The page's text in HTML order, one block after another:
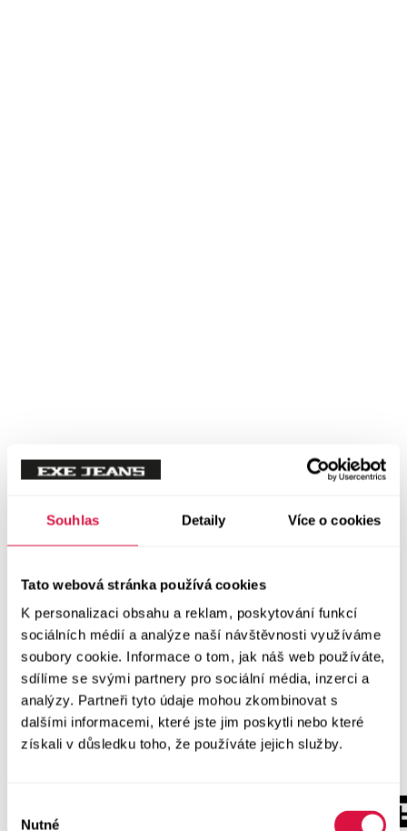
Souhlas Detaily Více o cookies
Tato webová stránka používá cookies
K personalizaci obsahu a reklam, poskytování funkcí
sociálních médií a analýze naší návštěvnosti využíváme
soubory cookie. Informace o tom, jak náš web používáte,
sdílíme se svými partnery pro sociální média, inzerci a
analýzy. Partneři tyto údaje mohou zkombinovat s
dalšími informacemi, které jste jim poskytli nebo které
získali v důsledku toho, že používáte jejich služby.
Nutné